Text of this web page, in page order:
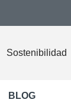
Sostenibilidad
BLOG